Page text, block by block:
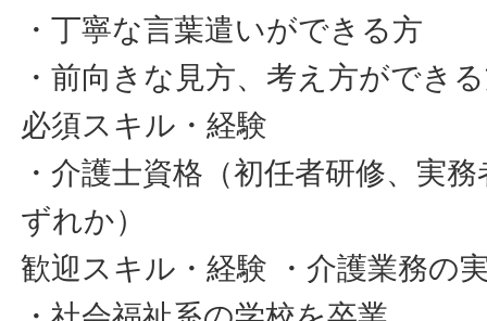
・丁寧な言葉遣いができる方
・前向きな見方、考え方ができ
必須スキル・経験
・介護士資格（初任者研修、実
ずれか）
歓迎スキル・経験 ・介護業務の